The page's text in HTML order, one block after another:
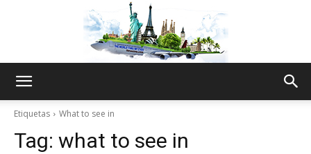
Etiquetas What to see in
Tag: what to see in